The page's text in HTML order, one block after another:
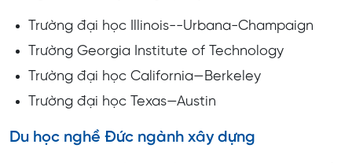
Trường đại học Illinois--Urbana-Champaign
Trường Georgia Institute of Technology
Trường đại học California—Berkeley
Trường đại học Texas—Austin
Du học nghề Đức ngành xây dựng